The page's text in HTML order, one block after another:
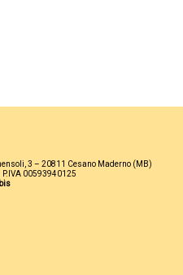
3 – 20811 Cesano Maderno (MB)
P.IVA 00593940125